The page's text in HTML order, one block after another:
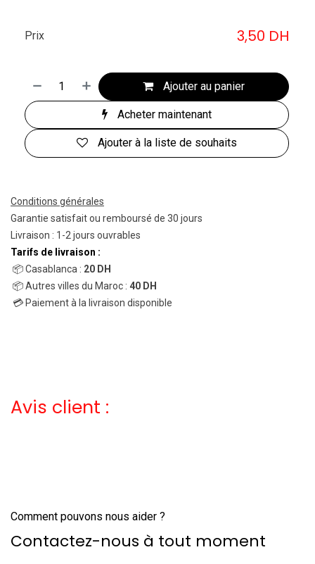
Ajouter au panier
Acheter maintenant
Ajouter à la liste de souhaits
Prix 3,50 DH
Conditions générales
Garantie satisfait ou remboursé de 30 jours
Livraison : 1-2 jours ouvrables
Tarifs de livraison :
📦 Casablanca : 20 DH
📦 Autres villes du Maroc : 40 DH
💳 Paiement à la livraison disponible
Avis client :
Comment pouvons nous aider ?
Contactez-nous à tout moment